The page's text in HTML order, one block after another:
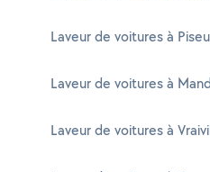
Laveur de voitures à
Laveur de voitures à
Laveur de voitures à